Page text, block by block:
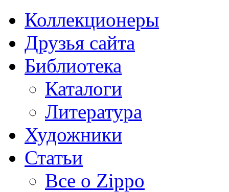
Коллекционеры
Друзья сайта
Библиотека
Каталоги
Литература
Художники
Статьи
Все о Zippo